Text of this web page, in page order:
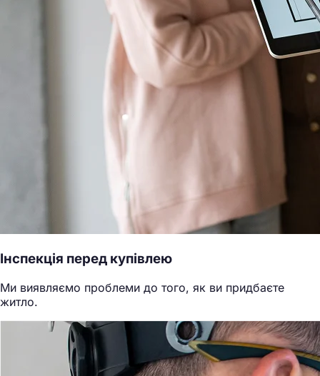
Інспекція перед купівлею
Ми виявляємо проблеми до того, як ви придбаєте
житло.